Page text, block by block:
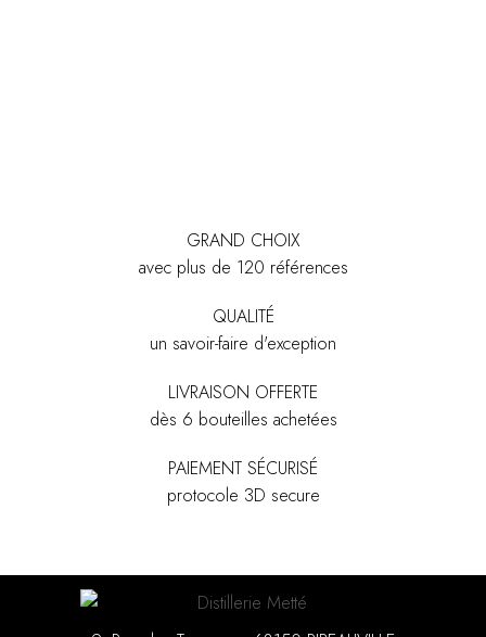
GRAND CHOIX
avec plus de 120 références
QUALITÉ
un savoir-faire d'exception
LIVRAISON OFFERTE
dès 6 bouteilles achetées
PAIEMENT SÉCURISÉ
protocole 3D secure